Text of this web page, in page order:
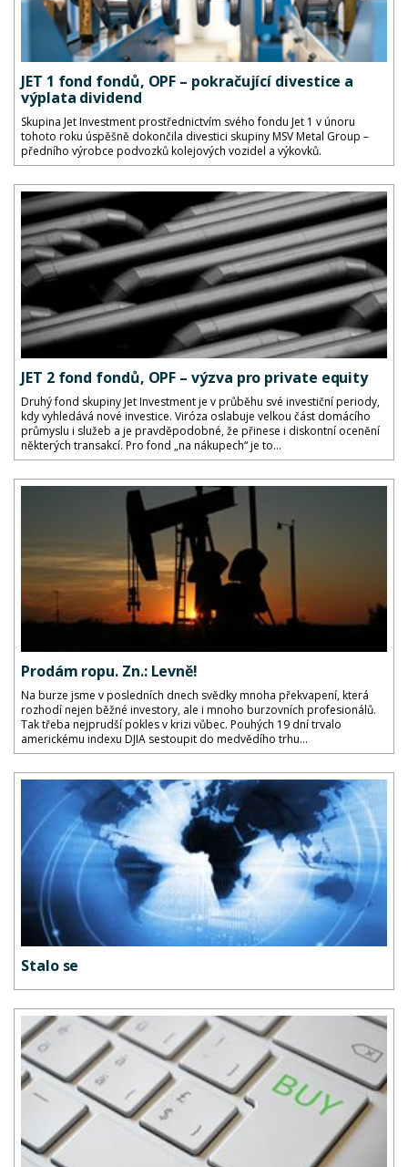
JET 1 fond fondů, OPF – pokračující divestice a
výplata dividend
Skupina Jet Investment prostřednictvím svého fondu Jet 1 v únoru
tohoto roku úspěšně dokončila divestici skupiny MSV Metal Group –
předního výrobce podvozků kolejových vozidel a výkovků.
JET 2 fond fondů, OPF – výzva pro private equity
Druhý fond skupiny Jet Investment je v průběhu své investiční periody,
kdy vyhledává nové investice. Viróza oslabuje velkou část domácího
průmyslu i služeb a je pravděpodobné, že přinese i diskontní ocenění
některých transakcí. Pro fond „na nákupech“ je to...
Prodám ropu. Zn.: Levně!
Na burze jsme v posledních dnech svědky mnoha překvapení, která
rozhodí nejen běžné investory, ale i mnoho burzovních profesionálů.
Tak třeba nejprudší pokles v krizi vůbec. Pouhých 19 dní trvalo
americkému indexu DJIA sestoupit do medvědího trhu...
Stalo se